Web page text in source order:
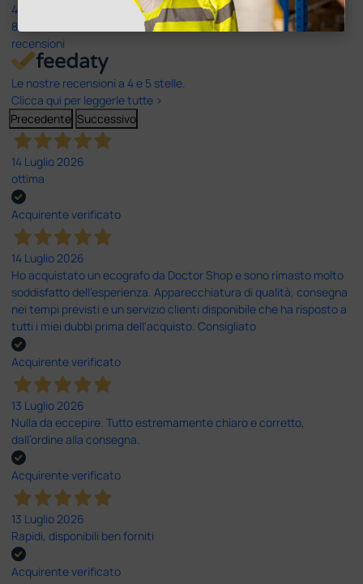
4,6
8.330
recensioni
Le nostre recensioni a 4 e 5 stelle.
Clicca qui per leggerle tutte >
Precedente Successivo
14 Luglio 2026
ottima
Acquirente verificato
14 Luglio 2026
Ho acquistato un ecografo da Doctor Shop e sono rimasto molto
soddisfatto dell'esperienza. Apparecchiatura di qualità, consegna
nei tempi previsti e un servizio clienti disponibile che ha risposto a
tutti i miei dubbi prima dell'acquisto. Consigliato
Acquirente verificato
13 Luglio 2026
Nulla da eccepire. Tutto estremamente chiaro e corretto,
dall’ordine alla consegna.
Acquirente verificato
13 Luglio 2026
Rapidi, disponibili ben forniti
Acquirente verificato